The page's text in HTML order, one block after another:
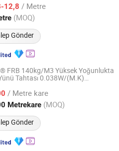
12,8 / Metre
(MOQ)
Gönder
2026
FRB 140kg/M3 Yüksek Yoğunlukta
Tahtası 0.038W/(M.K)
Taş Yünü Tahtası
/ Metre kare
Metrekare (MOQ)
Gönder
Co., Ltd
Fiyat 2026